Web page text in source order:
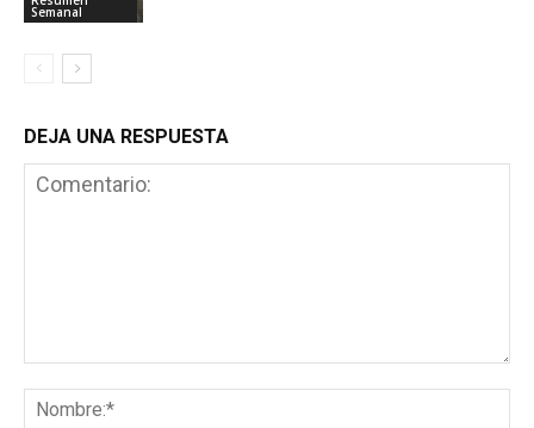
Semanal
DEJA UNA RESPUESTA